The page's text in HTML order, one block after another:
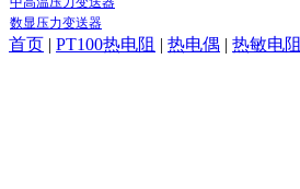
数显压力变送器
首页 | PT100热电阻 | 热电偶 | 热敏电阻